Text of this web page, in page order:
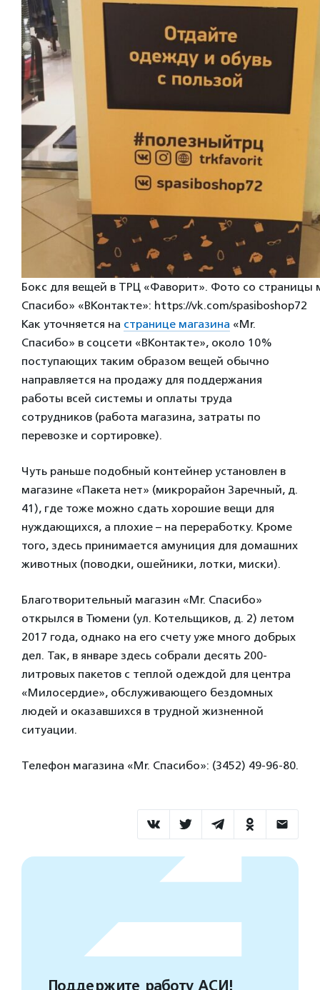
Бокс для вещей в ТРЦ «Фаворит». Фото со страницы
Спасибо» «ВКонтакте»: https://vk.com/spasiboshop72
Как уточняется на странице магазина «Mr.
Спасибо» в соцсети «ВКонтакте», около 10%
поступающих таким образом вещей обычно
направляется на продажу для поддержания
работы всей системы и оплаты труда
сотрудников (работа магазина, затраты по
перевозке и сортировке).
Чуть раньше подобный контейнер установлен в
магазине «Пакета нет» (микрорайон Заречный, д.
41), где тоже можно сдать хорошие вещи для
нуждающихся, а плохие – на переработку. Кроме
того, здесь принимается амуниция для домашних
животных (поводки, ошейники, лотки, миски).
Благотворительный магазин «Mr. Спасибо»
открылся в Тюмени (ул. Котельщиков, д. 2) летом
2017 года, однако на его счету уже много добрых
дел. Так, в январе здесь собрали десять 200-
литровых пакетов с теплой одеждой для центра
«Милосердие», обслуживающего бездомных
людей и оказавшихся в трудной жизненной
ситуации.
Телефон магазина «Mr. Спасибо»: (3452) 49-96-80.
Поддержите работу АСИ!